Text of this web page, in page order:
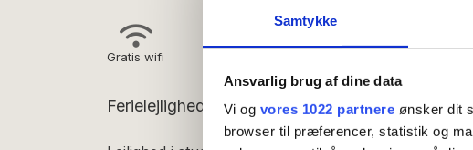
Samtykke
Ansvarlig brug af dine data
Vi og vores 1022 partnere ønsker dit
browser til præferencer, statistik og
Gratis wifi
Ferielejlighed for 2 personer med terrasse.